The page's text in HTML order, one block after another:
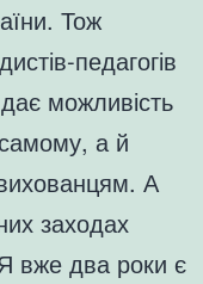
Тож
педагогів
можливість
а й
А
заходах
вже два роки є